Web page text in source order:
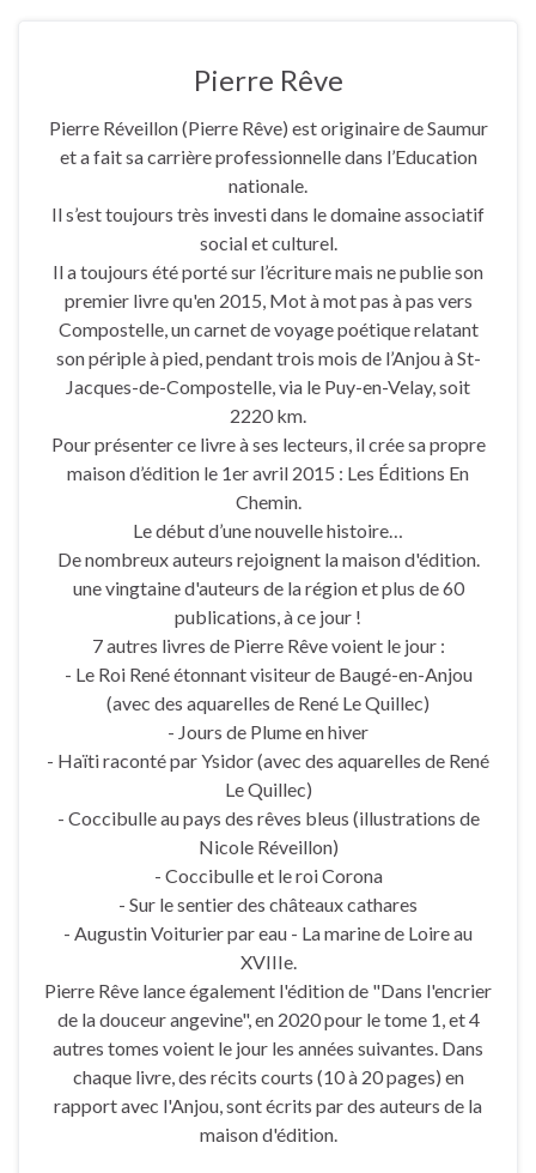
Pierre Rêve
Pierre Réveillon (Pierre Rêve) est originaire de Saumur
et a fait sa carrière professionnelle dans l’Education
nationale.
Il s’est toujours très investi dans le domaine associatif
social et culturel.
Il a toujours été porté sur l’écriture mais ne publie son
premier livre qu'en 2015, Mot à mot pas à pas vers
Compostelle, un carnet de voyage poétique relatant
son périple à pied, pendant trois mois de l’Anjou à St-
Jacques-de-Compostelle, via le Puy-en-Velay, soit
2220 km.
Pour présenter ce livre à ses lecteurs, il crée sa propre
maison d’édition le 1er avril 2015 : Les Éditions En
Chemin.
Le début d’une nouvelle histoire…
De nombreux auteurs rejoignent la maison d'édition.
une vingtaine d'auteurs de la région et plus de 60
publications, à ce jour !
7 autres livres de Pierre Rêve voient le jour :
- Le Roi René étonnant visiteur de Baugé-en-Anjou
(avec des aquarelles de René Le Quillec)
- Jours de Plume en hiver
- Haïti raconté par Ysidor (avec des aquarelles de René
Le Quillec)
- Coccibulle au pays des rêves bleus (illustrations de
Nicole Réveillon)
- Coccibulle et le roi Corona
- Sur le sentier des châteaux cathares
- Augustin Voiturier par eau - La marine de Loire au
XVIIIe.
Pierre Rêve lance également l'édition de "Dans l'encrier
de la douceur angevine", en 2020 pour le tome 1, et 4
autres tomes voient le jour les années suivantes. Dans
chaque livre, des récits courts (10 à 20 pages) en
rapport avec l'Anjou, sont écrits par des auteurs de la
maison d'édition.